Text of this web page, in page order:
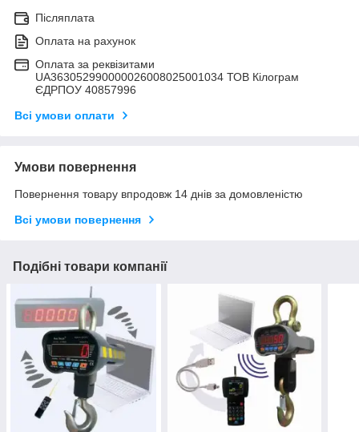
Післяплата
Оплата на рахунок
Оплата за реквізитами
UA363052990000026008025001034 ТОВ Кілограм
ЄДРПОУ 40857996
Всі умови оплати
Умови повернення
Повернення товару впродовж 14 днів за домовленістю
Всі умови повернення
Подібні товари компанії